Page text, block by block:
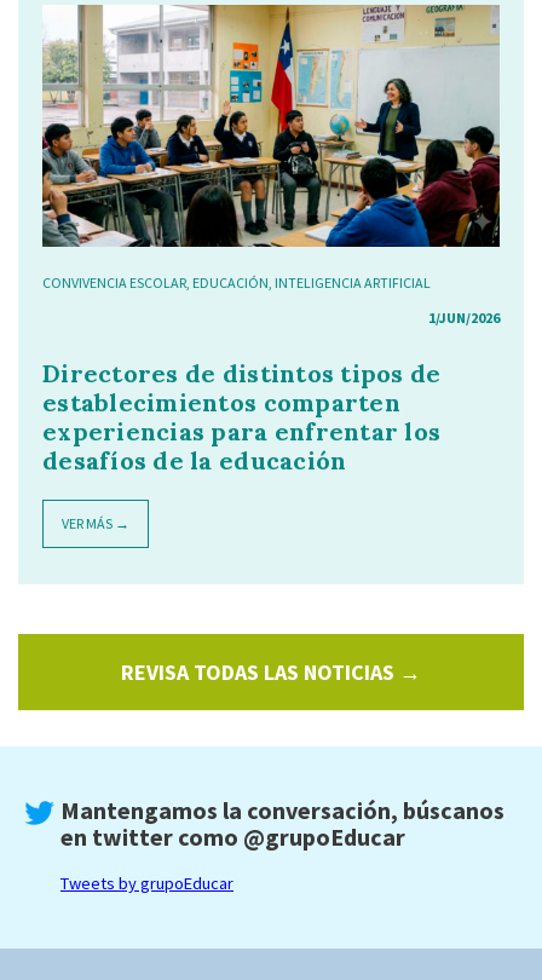
CONVIVENCIA ESCOLAR, EDUCACIÓN, INTELIGENCIA ARTIFICIAL
1/JUN/2026
Directores de distintos tipos de
establecimientos comparten
experiencias para enfrentar los
desafíos de la educación
VER MÁS →
REVISA TODAS LAS NOTICIAS →
Mantengamos la conversación, búscanos
en twitter como @grupoEducar
Tweets by grupoEducar